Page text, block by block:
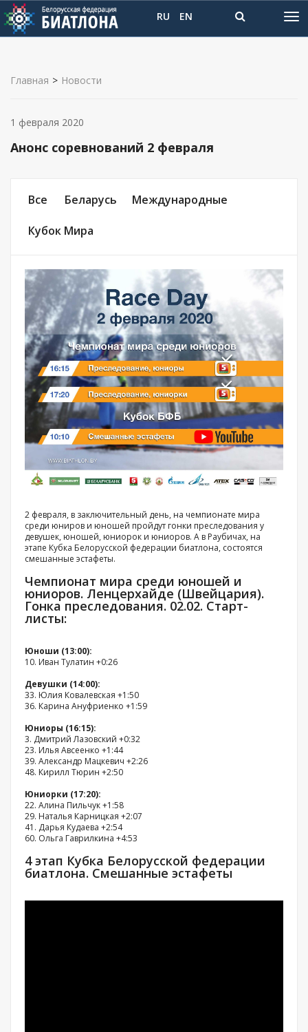
RU EN
Главная > Новости
Анонс соревнований 2 февраля
Все Беларусь Международные
Кубок Мира
1 февраля 2020
2 февраля, в заключительный день, на чемпионате мира
среди юниров и юношей пройдут гонки преследования у
девушек, юношей, юниорок и юниоров. А в Раубичах, на
этапе Кубка Белорусской федерации биатлона, состоятся
смешанные эстафеты.
Чемпионат мира среди юношей и
юниоров. Ленцерхайде (Швейцария).
Гонка преследования. 02.02. Старт-
листы:
Юноши (13:00):
10. Иван Тулатин +0:26
Девушки (14:00):
33. Юлия Ковалевская +1:50
36. Карина Ануфриенко +1:59
Юниоры (16:15):
3. Дмитрий Лазовский +0:32
23. Илья Авсеенко +1:44
39. Александр Мацкевич +2:26
48. Кирилл Тюрин +2:50
Юниорки (17:20):
22. Алина Пильчук +1:58
29. Наталья Карницкая +2:07
41. Дарья Кудаева +2:54
60. Ольга Гаврилкина +4:53
4 этап Кубка Белорусской федерации
биатлона. Смешанные эстафеты